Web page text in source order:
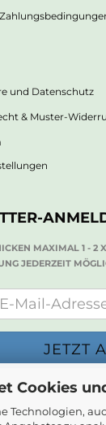
Cookies
Technologien,
und Datenschutz
& Muster-
MAXIMAL 1 - 2
JEDERZEIT